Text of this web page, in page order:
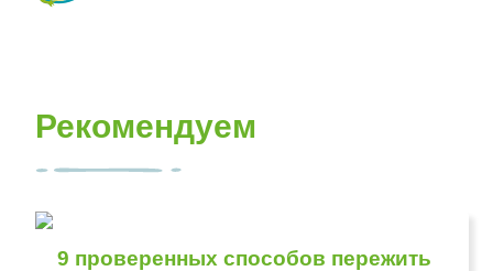
Рекомендуем
9 проверенных способов пережить